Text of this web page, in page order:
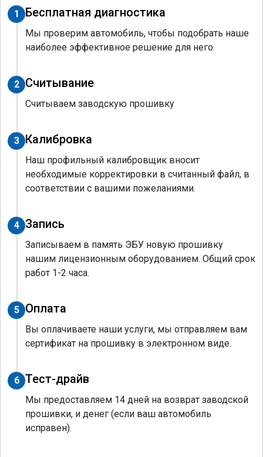
1 Бесплатная диагностика
Мы проверим автомобиль, чтобы подобрать наше
наиболее эффективное решение для него.
2 Считывание
Считываем заводскую прошивку
3 Калибровка
Наш профильный калибровщик вносит
необходимые корректировки в считанный файл, в
соответствии с вашими пожеланиями.
4 Запись
Записываем в память ЭБУ новую прошивку
нашим лицензионным оборудованием. Общий срок
работ 1-2 часа.
5 Оплата
Вы оплачиваете наши услуги, мы отправляем вам
сертификат на прошивку в электронном виде.
6 Тест-драйв
Мы предоставляем 14 дней на возврат заводской
прошивки, и денег (если ваш автомобиль
исправен).